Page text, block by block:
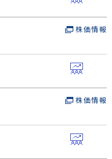
株価情報
株価情報